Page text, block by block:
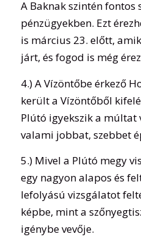
A Baknak szintén fontos
pénzügyekben. Ezt
is március 23. előtt,
járt, és fogod is még
4.) A Vízöntőbe érkező
került a Vízöntőből
Plútó igyekszik a
valami jobbat, szebbet
5.) Mivel a Plútó megy
egy nagyon alapos és
lefolyású vizsgálatot
képbe, mint a
igénybe vevője.